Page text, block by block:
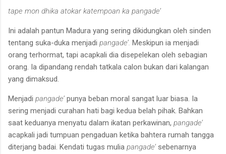
tape mon dhika atokar katempoan ka pangade’
Ini adalah pantun Madura yang sering dikidungkan oleh sinden
tentang suka-duka menjadi pangade’. Meskipun ia menjadi
orang terhormat, tapi acapkali dia disepelekan oleh sebagian
orang. Ia dipandang rendah tatkala calon bukan dari kalangan
yang dimaksud.
Menjadi pangade’ punya beban moral sangat luar biasa. Ia
sering menjadi curahan hati bagi kedua belah pihak. Bahkan
saat keduanya menyatu dalam ikatan perkawinan, pangade’
acapkali jadi tumpuan pengaduan ketika bahtera rumah tangga
diterjang badai. Kendati tugas mulia pangade’ sebenarnya